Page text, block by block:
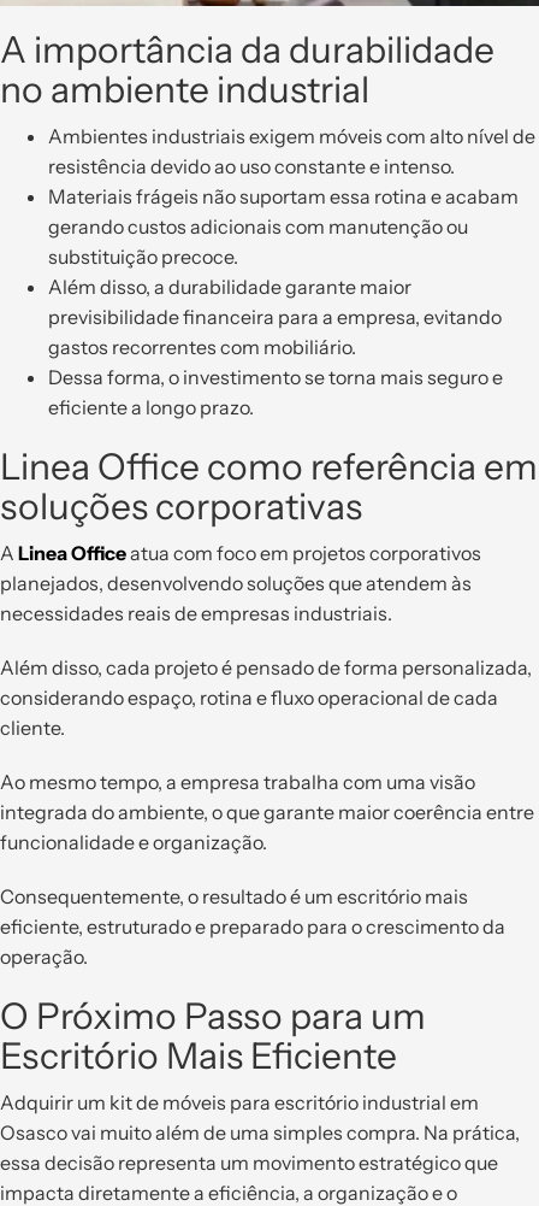
A importância da durabilidade
no ambiente industrial
Ambientes industriais exigem móveis com alto nível de
resistência devido ao uso constante e intenso.
Materiais frágeis não suportam essa rotina e acabam
gerando custos adicionais com manutenção ou
substituição precoce.
Além disso, a durabilidade garante maior
previsibilidade financeira para a empresa, evitando
gastos recorrentes com mobiliário.
Dessa forma, o investimento se torna mais seguro e
eficiente a longo prazo.
Linea Office como referência em
soluções corporativas
A Linea Officeatua com foco em projetos corporativos
planejados, desenvolvendo soluções que atendem às
necessidades reais de empresas industriais.
Além disso, cada projeto é pensado de forma personalizada,
considerando espaço, rotina e fluxo operacional de cada
cliente.
Ao mesmo tempo, a empresa trabalha com uma visão
integrada do ambiente, o que garante maior coerência entre
funcionalidade e organização.
Consequentemente, o resultado é um escritório mais
eficiente, estruturado e preparado para o crescimento da
operação.
O Próximo Passo para um
Escritório Mais Eficiente
Adquirir um kit de móveis para escritório industrial em
Osasco vai muito além de uma simples compra. Na prática,
essa decisão representa um movimento estratégico que
impacta diretamente a eficiência, a organização e o